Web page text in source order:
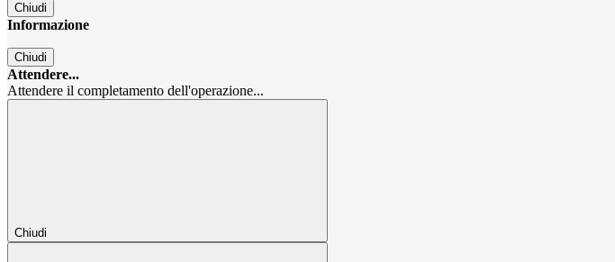
Chiudi
Informazione
Chiudi
Attendere...
Attendere il completamento dell'operazione...
Chiudi